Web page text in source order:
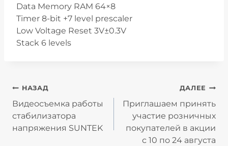
Data Memory RAM 64×8
Timer 8-bit +7 level prescaler
Low Voltage Reset 3V±0.3V
Stack 6 levels
Навигация
по
записям
НАЗАД
Видеосъемка работы
стабилизатора
напряжения SUNTEK
ДАЛЕЕ
Приглашаем принять
участие розничных
покупателей в акции
с 10 по 24 августа